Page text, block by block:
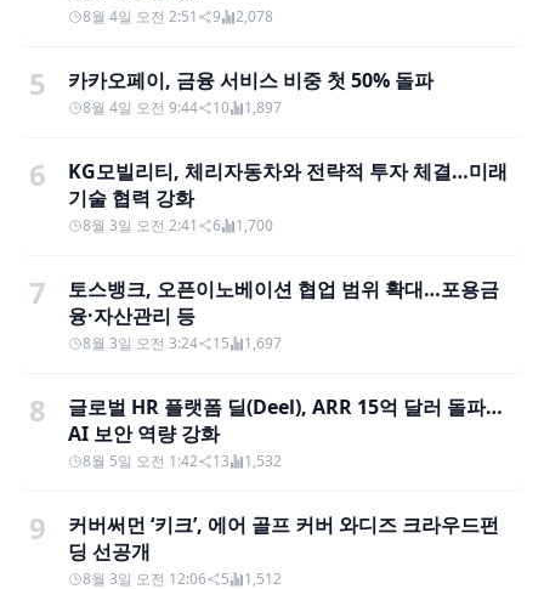
8월 4일 오전 2:51 9 2,078
5 카카오페이, 금융 서비스 비중 첫 50% 돌파
8월 4일 오전 9:44 10 1,897
6
KG모빌리티, 체리자동차와 전략적 투자 체결…미래
기술 협력 강화
8월 3일 오전 2:41 6 1,700
7
토스뱅크, 오픈이노베이션 협업 범위 확대…포용금
융·자산관리 등
8월 3일 오전 3:24 15 1,697
8
글로벌 HR 플랫폼 딜(Deel), ARR 15억 달러 돌파…
AI 보안 역량 강화
8월 5일 오전 1:42 13 1,532
9
커버써먼 ‘키크’, 에어 골프 커버 와디즈 크라우드펀
딩 선공개
8월 3일 오전 12:06 5 1,512